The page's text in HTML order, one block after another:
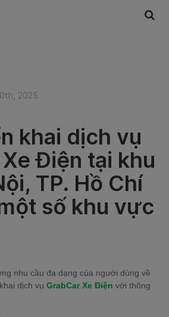
2025
khai dịch vụ
Điện tại khu
TP. Hồ Chí
số khu vực
nhu cầu đa dạng của người dùng về
dịch vụ GrabCar Xe Điện với thông